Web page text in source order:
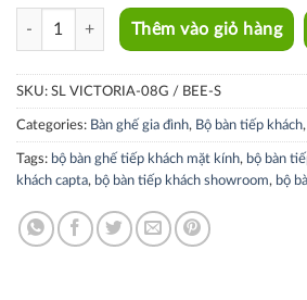
SL VICTORIA-08G / BEE-S quantity
Thêm vào giỏ hàng
SKU: SL VICTORIA-08G / BEE-S
Categories: Bàn ghế gia đình, Bộ bàn tiếp khách,
Tags: bộ bàn ghế tiếp khách mặt kính, bộ bàn
khách capta, bộ bàn tiếp khách showroom, bộ